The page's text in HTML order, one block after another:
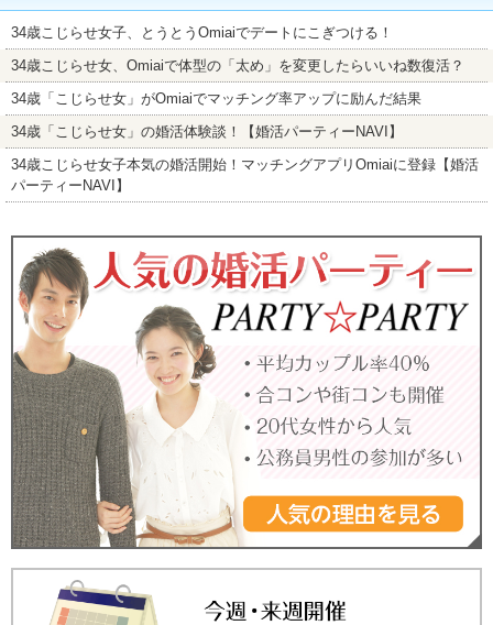
34歳こじらせ女子、とうとうOmiaiでデートにこぎつける！
34歳こじらせ女、Omiaiで体型の「太め」を変更したらいいね数復活？
34歳「こじらせ女」がOmiaiでマッチング率アップに励んだ結果
34歳「こじらせ女」の婚活体験談！【婚活パーティーNAVI】
34歳こじらせ女子本気の婚活開始！マッチングアプリOmiaiに登録【婚活
パーティーNAVI】